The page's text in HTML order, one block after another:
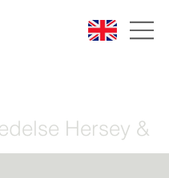
Hersey &